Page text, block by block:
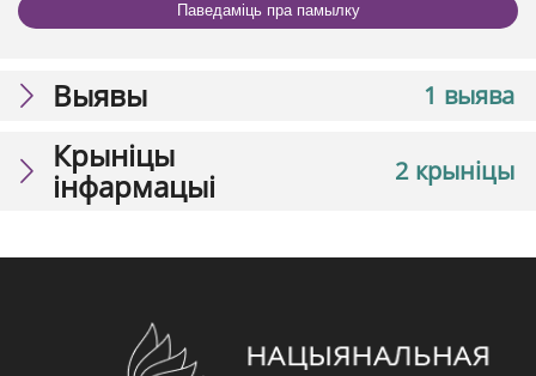
Паведаміць пра памылку
1 выява
Выявы
2 крыніцы
Крыніцы
інфармацыі